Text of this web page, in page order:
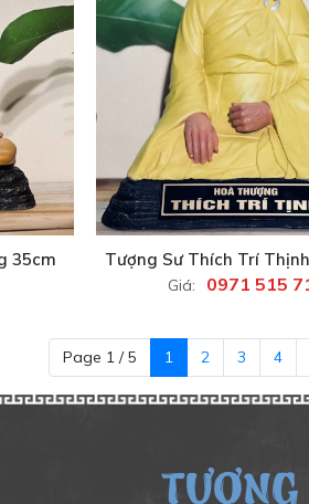
35cm Tượng Sư Thích Trí
Giá: 0971 515
Page 1 / 5 1 2 3 4